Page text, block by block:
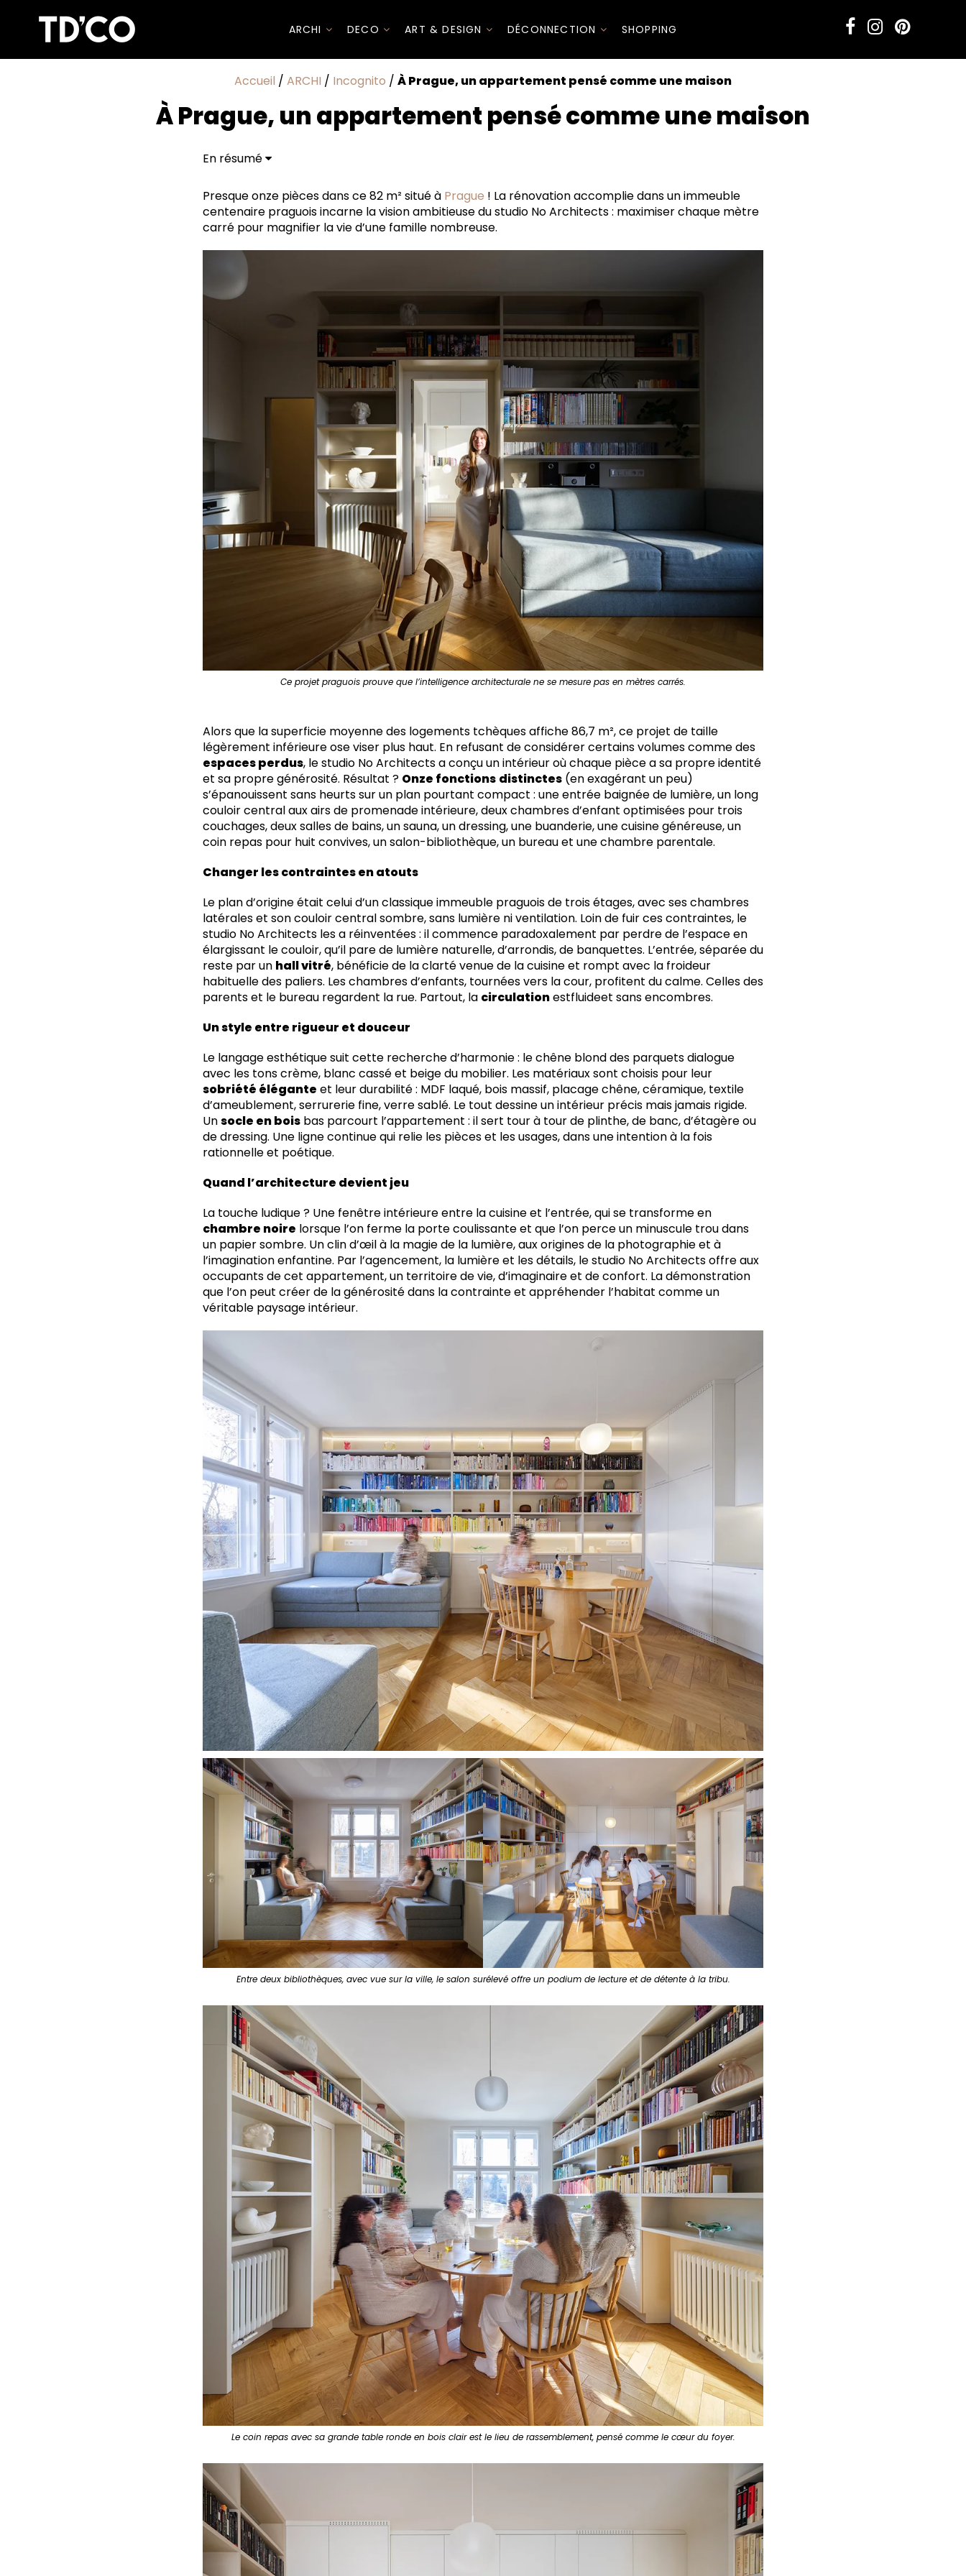
ARCHI DECO ART & DESIGN DÉCONNECTION SHOPPING
Accueil / ARCHI / Incognito / À Prague, un appartement pensé comme une maison
À Prague, un appartement pensé comme une maison
En résumé
Presque onze pièces dans ce 82 m² situé à Prague ! La rénovation accomplie dans un immeuble
centenaire praguois incarne la vision ambitieuse du studio No Architects : maximiser chaque mètre
carré pour magnifier la vie d’une famille nombreuse.
Ce projet praguois prouve que l’intelligence architecturale ne se mesure pas en mètres carrés.
Alors que la superficie moyenne des logements tchèques affiche 86,7 m², ce projet de taille
légèrement inférieure ose viser plus haut. En refusant de considérer certains volumes comme des
espaces perdus, le studio No Architects a conçu un intérieur où chaque pièce a sa propre identité
et sa propre générosité. Résultat ? Onze fonctions distinctes (en exagérant un peu)
s’épanouissent sans heurts sur un plan pourtant compact : une entrée baignée de lumière, un long
couloir central aux airs de promenade intérieure, deux chambres d’enfant optimisées pour trois
couchages, deux salles de bains, un sauna, un dressing, une buanderie, une cuisine généreuse, un
coin repas pour huit convives, un salon-bibliothèque, un bureau et une chambre parentale.
Changer les contraintes en atouts
Le plan d’origine était celui d’un classique immeuble praguois de trois étages, avec ses chambres
latérales et son couloir central sombre, sans lumière ni ventilation. Loin de fuir ces contraintes, le
studio No Architects les a réinventées : il commence paradoxalement par perdre de l’espace en
élargissant le couloir, qu’il pare de lumière naturelle, d’arrondis, de banquettes. L’entrée, séparée du
reste par un hall vitré, bénéficie de la clarté venue de la cuisine et rompt avec la froideur
habituelle des paliers. Les chambres d’enfants, tournées vers la cour, profitent du calme. Celles des
parents et le bureau regardent la rue. Partout, la circulationestfluideet sans encombres.
Un style entre rigueur et douceur
Le langage esthétique suit cette recherche d’harmonie : le chêne blond des parquets dialogue
avec les tons crème, blanc cassé et beige du mobilier. Les matériaux sont choisis pour leur
sobriété élégante et leur durabilité : MDF laqué, bois massif, placage chêne, céramique, textile
d’ameublement, serrurerie fine, verre sablé. Le tout dessine un intérieur précis mais jamais rigide.
Unsocle en bois bas parcourt l’appartement : il sert tour à tour de plinthe, de banc, d’étagère ou
de dressing. Une ligne continue qui relie les pièces et les usages, dans une intention à la fois
rationnelle et poétique.
Quand l’architecture devient jeu
La touche ludique ? Une fenêtre intérieure entre la cuisine et l’entrée, qui se transforme en
chambre noire lorsque l’on ferme la porte coulissante et que l’on perce un minuscule trou dans
un papier sombre. Un clin d’œil à la magie de la lumière, aux origines de la photographie et à
l’imagination enfantine. Par l’agencement, la lumière et les détails, le studio No Architects offre aux
occupants de cet appartement, un territoire de vie, d’imaginaire et de confort. La démonstration
que l’on peut créer de la générosité dans la contrainte et appréhender l’habitat comme un
véritable paysage intérieur.
Entre deux bibliothèques, avec vue sur la ville, le salon surélevé offre un podium de lecture et de détente à la tribu.
Le coin repas avec sa grande table ronde en bois clair est le lieu de rassemblement, pensé comme le cœur du foyer.